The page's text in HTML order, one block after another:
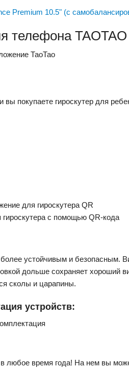
Premium 10.5" (с
телефона TAOTAO
покупаете гироскутер для
с помощью QR-кода
устойчивым и безопасным.
дольше сохраняет хороший
сколы и царапины.
устройств:
любое время года! На нем вы